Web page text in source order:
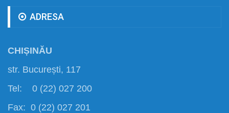
ADRESA
CHIȘINĂU
str. București, 117
Tel: 0 (22) 027 200
Fax: 0 (22) 027 201